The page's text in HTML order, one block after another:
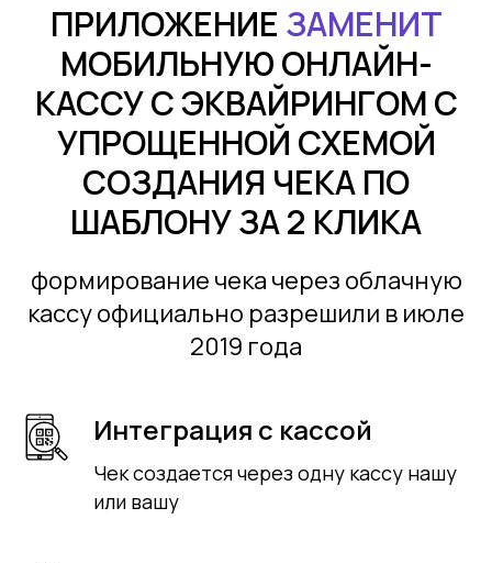
ПРИЛОЖЕНИЕ ЗАМЕНИТ
МОБИЛЬНУЮ ОНЛАЙН-
КАССУ С ЭКВАЙРИНГОМ С
УПРОЩЕННОЙ СХЕМОЙ
СОЗДАНИЯ ЧЕКА ПО
ШАБЛОНУ ЗА 2 КЛИКА
формирование чека через облачную
кассу официально разрешили в июле
2019 года
Интеграция с кассой
Чек создается через одну кассу нашу
или вашу